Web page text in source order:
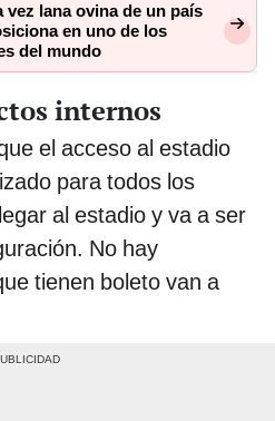
lana ovina de un país
en uno de los
del mundo
internos
el acceso al estadio
para todos los
al estadio y va a ser
No hay
tienen boleto van a